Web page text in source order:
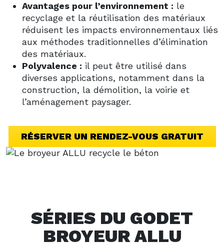
Avantages pour l’environnement : le
recyclage et la réutilisation des matériaux
réduisent les impacts environnementaux liés
aux méthodes traditionnelles d’élimination
des matériaux.
Polyvalence : il peut être utilisé dans
diverses applications, notamment dans la
construction, la démolition, la voirie et
l’aménagement paysager.
RÉSERVER UN RENDEZ-VOUS GRATUIT
SÉRIES DU GODET
BROYEUR ALLU